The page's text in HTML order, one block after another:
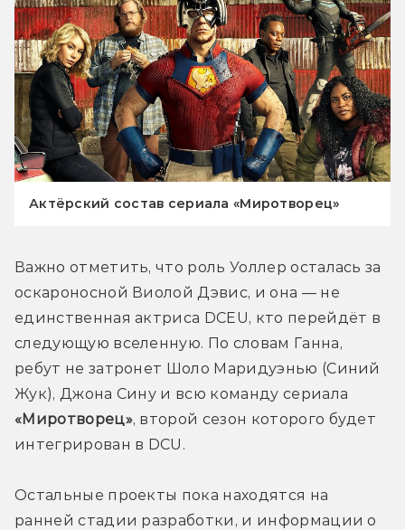
Актёрский состав сериала «Миротворец»
Важно отметить, что роль Уоллер осталась за
оскароносной Виолой Дэвис, и она — не
единственная актриса DCEU, кто перейдёт в
следующую вселенную. По словам Ганна,
ребут не затронет Шоло Маридуэнью (Синий
«Миротворец», второй сезон которого будет
интегрирован в DCU.
Остальные проекты пока находятся на
ранней стадии разработки, и информации о